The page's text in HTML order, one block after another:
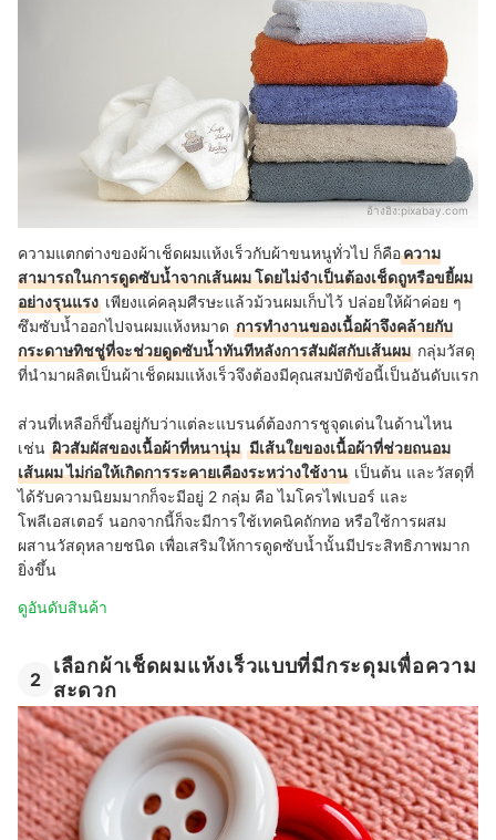
อ้างอิง:pixabay.com
ความแตกต่างของผ้าเช็ดผมแห้งเร็วกับผ้าขนหนูทั่วไป ก็คือความ
สามารถในการดูดซับน้ำจากเส้นผม โดยไม่จำเป็นต้องเช็ดถูหรือขยี้ผม
อย่างรุนแรง เพียงแค่คลุมศีรษะแล้วม้วนผมเก็บไว้ ปล่อยให้ผ้าค่อย ๆ
ซึมซับน้ำออกไปจนผมแห้งหมาด การทำงานของเนื้อผ้าจึงคล้ายกับ
กระดาษทิชชู่ที่จะช่วยดูดซับน้ำทันทีหลังการสัมผัสกับเส้นผม กลุ่มวัสดุ
ที่นำมาผลิตเป็นผ้าเช็ดผมแห้งเร็วจึงต้องมีคุณสมบัติข้อนี้เป็นอันดับแรก
ส่วนที่เหลือก็ขึ้นอยู่กับว่าแต่ละแบรนด์ต้องการชูจุดเด่นในด้านไหน
เช่น ผิวสัมผัสของเนื้อผ้าที่หนานุ่ม มีเส้นใยของเนื้อผ้าที่ช่วยถนอม
เส้นผม ไม่ก่อให้เกิดการระคายเคืองระหว่างใช้งาน เป็นต้น และวัสดุที่
ได้รับความนิยมมากก็จะมีอยู่ 2 กลุ่ม คือ ไมโครไฟเบอร์ และ
โพลีเอสเตอร์ นอกจากนี้ก็จะมีการใช้เทคนิคถักทอ หรือใช้การผสม
ผสานวัสดุหลายชนิด เพื่อเสริมให้การดูดซับน้ำนั้นมีประสิทธิภาพมาก
ยิ่งขึ้น
ดูอันดับสินค้า
2
เลือกผ้าเช็ดผมแห้งเร็วแบบที่มีกระดุมเพื่อความ
สะดวก